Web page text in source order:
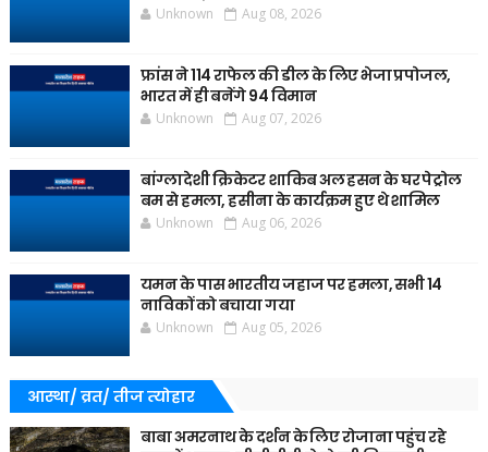
Unknown Aug 08, 2026
फ्रांस ने 114 राफेल की डील के लिए भेजा प्रपोजल,
भारत में ही बनेंगे 94 विमान
Unknown Aug 07, 2026
बांग्लादेशी क्रिकेटर शाकिब अल हसन के घर पेट्रोल
बम से हमला, हसीना के कार्यक्रम हुए थे शामिल
Unknown Aug 06, 2026
यमन के पास भारतीय जहाज पर हमला, सभी 14
नाविकों को बचाया गया
Unknown Aug 05, 2026
आस्था/ व्रत/ तीज त्‍योहार
बाबा अमरनाथ के दर्शन के लिए रोजाना पहुंच रहे